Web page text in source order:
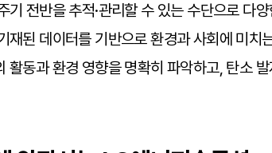
기 전반을 추적·관리할 수 있는 수단으로 다
재된 데이터를 기반으로 환경과 사회에 미
활동과 환경 영향을 명확히 파악하고, 탄소